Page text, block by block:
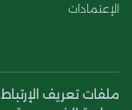
الإعتمادات
ملفات تعريف الإرتباط